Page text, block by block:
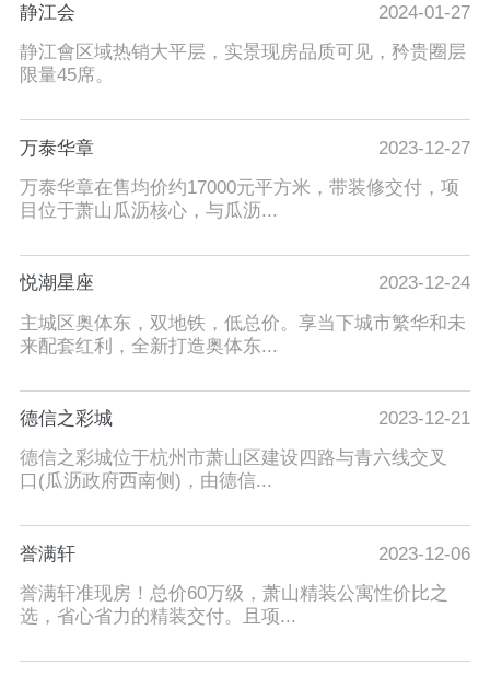
静江会
2024-01-27
静江會区域热销大平层，实景现房品质可见，矜贵圈层
限量45席。
万泰华章
2023-12-27
万泰华章在售均价约17000元平方米，带装修交付，项
目位于萧山瓜沥核心，与瓜沥...
悦潮星座
2023-12-24
主城区奥体东，双地铁，低总价。享当下城市繁华和未
来配套红利，全新打造奥体东...
德信之彩城
2023-12-21
德信之彩城位于杭州市萧山区建设四路与青六线交叉
口(瓜沥政府西南侧)，由德信...
誉满轩
2023-12-06
誉满轩准现房！总价60万级，萧山精装公寓性价比之
选，省心省力的精装交付。且项...